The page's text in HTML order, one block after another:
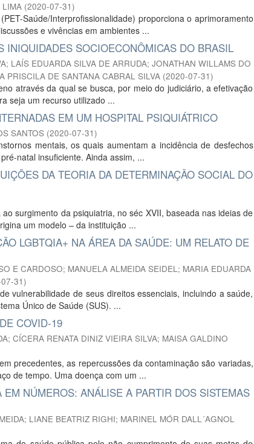
LIMA (2020-07-31)
Saúde/Interprofissionalidade) proporciona o aprimoramento
e vivências em ambientes ...
SOCIOECONÔMICAS DO BRASIL
; LAÍS EDUARDA SILVA DE ARRUDA; JONATHAN WILLAMS DO
PRISCILA DE SANTANA CABRAL SILVA (2020-07-31)
através da qual se busca, por meio do judiciário, a efetivação
seja um recurso utilizado ...
EM UM HOSPITAL PSIQUIÁTRICO
SANTOS (2020-07-31)
mentais, os quais aumentam a incidência de desfechos
natal insuficiente. Ainda assim, ...
DA TEORIA DA DETERMINAÇÃO SOCIAL DO
surgimento da psiquiatria, no séc XVII, baseada nas ideias de
um modelo – da instituição ...
LGBTQIA+ NA ÁREA DA SAÚDE: UM RELATO DE
E CARDOSO; MANUELA ALMEIDA SEIDEL; MARIA EDUARDA
31)
vulnerabilidade de seus direitos essenciais, incluindo a saúde,
Único de Saúde (SUS). ...
COVID-19
; CÍCERA RENATA DINIZ VIEIRA SILVA; MAISA GALDINO
precedentes, as repercussões da contaminação são variadas,
de tempo. Uma doença com um ...
NÚMEROS: ANÁLISE A PARTIR DOS SISTEMAS
; LIANE BEATRIZ RIGHI; MARINEL MÓR DALL´AGNOL